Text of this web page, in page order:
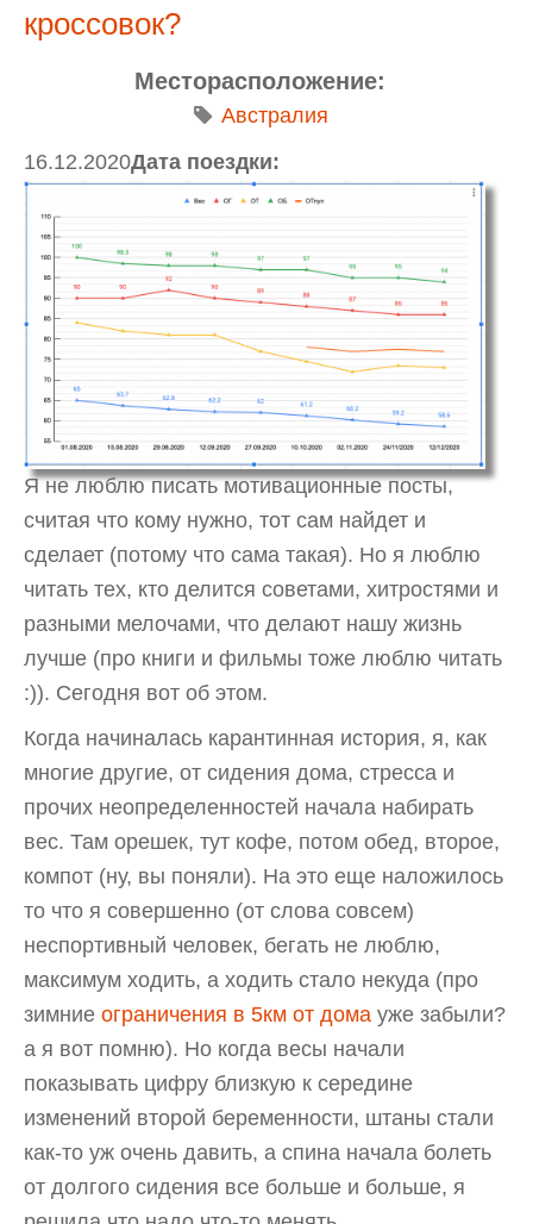
кроссовок?
Месторасположение:
Австралия
Дата поездки:
16.12.2020
Я не люблю писать мотивационные посты,
считая что кому нужно, тот сам найдет и
сделает (потому что сама такая). Но я люблю
читать тех, кто делится советами, хитростями и
разными мелочами, что делают нашу жизнь
лучше (про книги и фильмы тоже люблю читать
:)). Сегодня вот об этом.
Когда начиналась карантинная история, я, как
многие другие, от сидения дома, стресса и
прочих неопределенностей начала набирать
вес. Там орешек, тут кофе, потом обед, второе,
компот (ну, вы поняли). На это еще наложилось
то что я совершенно (от слова совсем)
неспортивный человек, бегать не люблю,
максимум ходить, а ходить стало некуда (про
зимние ограничения в 5км от дома уже забыли?
а я вот помню). Но когда весы начали
показывать цифру близкую к середине
изменений второй беременности, штаны стали
как-то уж очень давить, а спина начала болеть
от долгого сидения все больше и больше, я